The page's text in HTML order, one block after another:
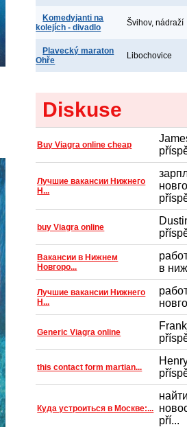
Komedyjanti na
kolejích - divadlo
Švihov, nádraží
Plavecký maraton
Ohře
Libochovice
Diskuse
Buy Viagra online cheap
Лучшие вакансии Нижнего
Н...
buy Viagra online
Вакансии в Нижнем
Новгоро...
в
Лучшие вакансии Нижнего
Н...
Generic Viagra online
this contact form martian...
Куда устроиться в Москве:...
pří...